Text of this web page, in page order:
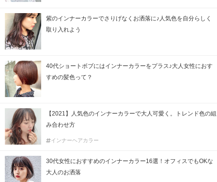
紫のインナーカラーでさりげなくお洒落に♪人気色を自分らしく
取り入れよう
40代ショートボブにはインナーカラーをプラス♪大人女性におす
すめの髪色って？
【2021】人気色のインナーカラーで大人可愛く。トレンド色の組
み合わせ方
インナーヘアカラー
30代女性におすすめのインナーカラー16選！オフィスでもOKな
大人のお洒落